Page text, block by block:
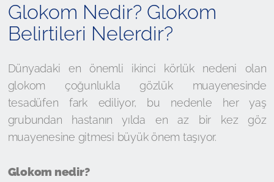
Glokom Nedir? Glokom
Belirtileri Nelerdir?
Dünyadaki en önemli ikinci körlük nedeni olan
glokom çoğunlukla gözlük muayenesinde
tesadüfen fark ediliyor, bu nedenle her yaş
grubundan hastanın yılda en az bir kez göz
muayenesine gitmesi büyük önem taşıyor.
Glokom nedir?